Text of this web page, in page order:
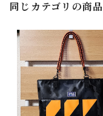
同じカテゴリの商品